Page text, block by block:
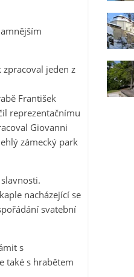
zpracoval jeden z
František
reprezentačnímu
Giovanni
zámecký park
nacházející se
svatební
s
také s hrabětem